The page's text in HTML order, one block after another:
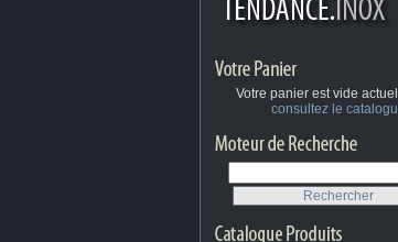
Votre panier est vide
consultez le